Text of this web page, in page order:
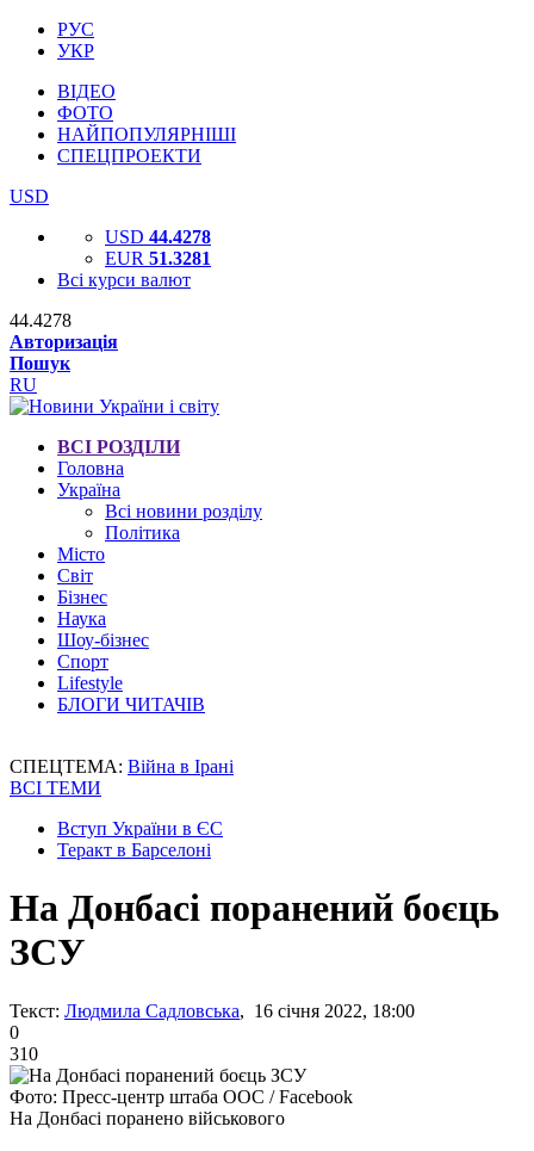
РУС
УКР
ВІДЕО
ФОТО
НАЙПОПУЛЯРНІШІ
СПЕЦПРОЕКТИ
USD
USD 44.4278
EUR 51.3281
Всі курси валют
44.4278
Авторизація
Пошук
RU
ВСІ РОЗДІЛИ
Головна
Україна
Всі новини розділу
Політика
Місто
Світ
Бізнес
Наука
Шоу-бізнес
Спорт
Lifestyle
БЛОГИ ЧИТАЧІВ
СПЕЦТЕМА: Війна в Ірані
ВСІ ТЕМИ
Вступ України в ЄС
Теракт в Барселоні
На Донбасі поранений боєць
ЗСУ
Текст: Людмила Садловська, 16 січня 2022, 18:00
0
310
Фото: Пресс-центр штаба ООС / Facebook
На Донбасі поранено військового